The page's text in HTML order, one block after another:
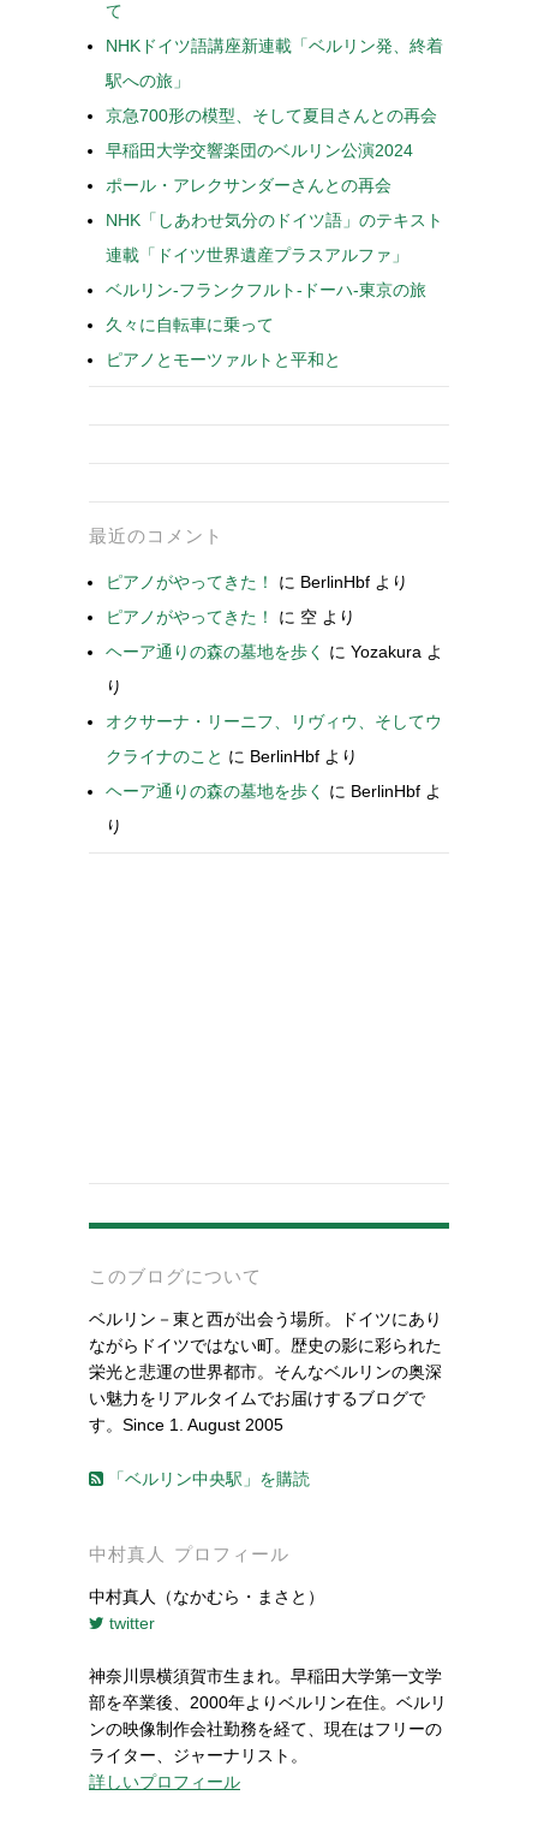
て
NHKドイツ語講座新連載「ベルリン発、終着
駅への旅」
京急700形の模型、そして夏目さんとの再会
早稲田大学交響楽団のベルリン公演2024
ポール・アレクサンダーさんとの再会
NHK「しあわせ気分のドイツ語」のテキスト
連載「ドイツ世界遺産プラスアルファ」
ベルリン-フランクフルト-ドーハ-東京の旅
久々に自転車に乗って
ピアノとモーツァルトと平和と
最近のコメント
ピアノがやってきた！ に BerlinHbf より
ピアノがやってきた！
に 空 より
ヘーア通りの森の墓地を歩く
に Yozakura よ
り
オクサーナ・リーニフ、リヴィウ、そしてウ
クライナのこと に BerlinHbf より
ヘーア通りの森の墓地を歩く
に BerlinHbf よ
り
このブログについて
ベルリン－東と西が出会う場所。ドイツにあり
ながらドイツではない町。歴史の影に彩られた
栄光と悲運の世界都市。そんなベルリンの奥深
い魅力をリアルタイムでお届けするブログで
す。Since 1. August 2005
「ベルリン中央駅」を購読
中村真人 プロフィール
中村真人（なかむら・まさと）
twitter
神奈川県横須賀市生まれ。早稲田大学第一文学
部を卒業後、2000年よりベルリン在住。ベルリ
ンの映像制作会社勤務を経て、現在はフリーの
ライター、ジャーナリスト。
詳しいプロフィール